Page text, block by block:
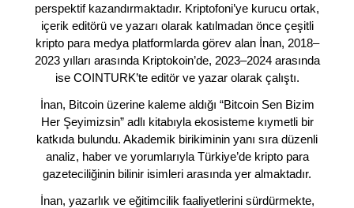
perspektif kazandırmaktadır. Kriptofoni’ye kurucu ortak,
içerik editörü ve yazarı olarak katılmadan önce çeşitli
kripto para medya platformlarda görev alan İnan, 2018–
2023 yılları arasında Kriptokoin’de, 2023–2024 arasında
ise COINTURK’te editör ve yazar olarak çalıştı.
İnan, Bitcoin üzerine kaleme aldığı “Bitcoin Sen Bizim
Her Şeyimizsin” adlı kitabıyla ekosisteme kıymetli bir
katkıda bulundu. Akademik birikiminin yanı sıra düzenli
analiz, haber ve yorumlarıyla Türkiye’de kripto para
gazeteciliğinin bilinir isimleri arasında yer almaktadır.
İnan, yazarlık ve eğitimcilik faaliyetlerini sürdürmekte,